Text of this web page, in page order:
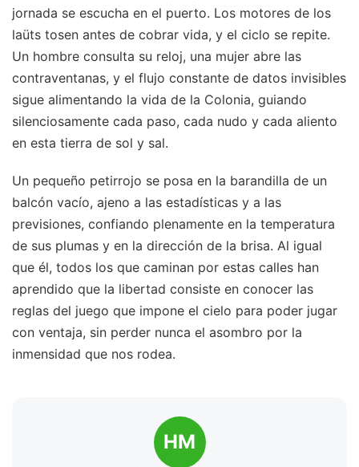
jornada se escucha en el puerto. Los motores de los
laüts tosen antes de cobrar vida, y el ciclo se repite.
Un hombre consulta su reloj, una mujer abre las
contraventanas, y el flujo constante de datos invisibles
sigue alimentando la vida de la Colonia, guiando
silenciosamente cada paso, cada nudo y cada aliento
en esta tierra de sol y sal.
Un pequeño petirrojo se posa en la barandilla de un
balcón vacío, ajeno a las estadísticas y a las
previsiones, confiando plenamente en la temperatura
de sus plumas y en la dirección de la brisa. Al igual
que él, todos los que caminan por estas calles han
aprendido que la libertad consiste en conocer las
reglas del juego que impone el cielo para poder jugar
con ventaja, sin perder nunca el asombro por la
inmensidad que nos rodea.
HM